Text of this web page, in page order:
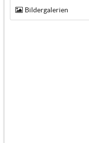
Bildergalerien